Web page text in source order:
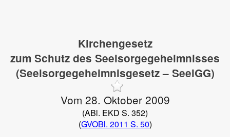
Kirchengesetz
zum Schutz des Seelsorgegeheimnisses
(Seelsorgegeheimnisgesetz – SeelGG)
Vom 28. Oktober 2009
(ABl. EKD S. 352)
(GVOBl. 2011 S. 50)